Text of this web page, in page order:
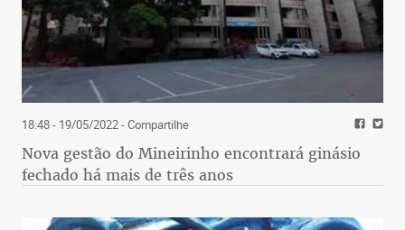
18:48 - 19/05/2022- Compartilhe
Nova gestão do Mineirinho encontrará ginásio
fechado há mais de três anos